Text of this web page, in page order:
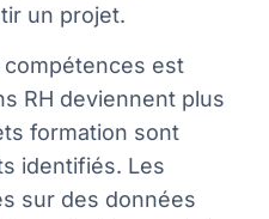
un projet.
est
RH deviennent plus
formation sont
identifiés. Les
sur des données